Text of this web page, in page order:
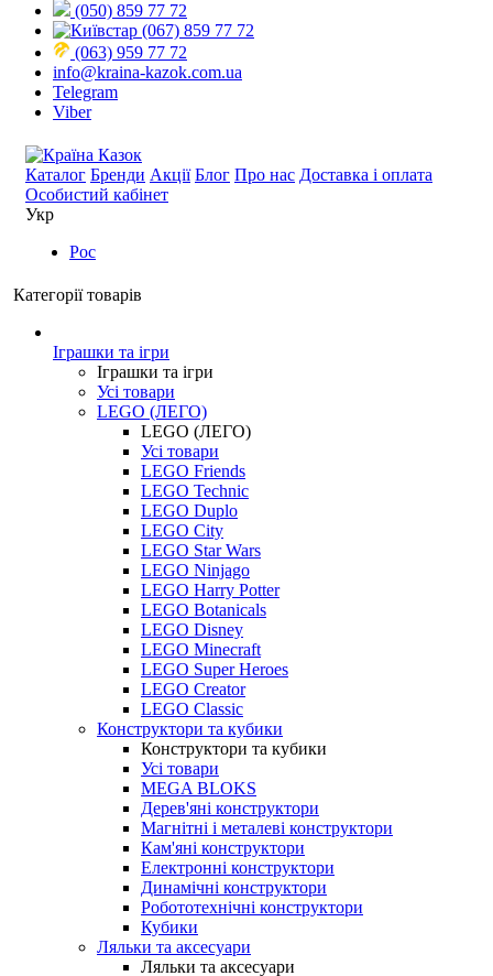
(050) 859 77 72
(067) 859 77 72
(063) 959 77 72
info@kraina-kazok.com.ua
Telegram
Viber
Каталог Бренди Акції Блог Про нас Доставка і оплата
Особистий кабінет
Укр
Рос
Категорії товарів
Іграшки та ігри
Іграшки та ігри
Усі товари
LEGO (ЛЕГО)
LEGO (ЛЕГО)
Усі товари
LEGO Friends
LEGO Technic
LEGO Duplo
LEGO City
LEGO Star Wars
LEGO Ninjago
LEGO Harry Potter
LEGO Botanicals
LEGO Disney
LEGO Minecraft
LEGO Super Heroes
LEGO Creator
LEGO Classic
Конструктори та кубики
Конструктори та кубики
Усі товари
MEGA BLOKS
Дерев'яні конструктори
Магнітні і металеві конструктори
Кам'яні конструктори
Електронні конструктори
Динамічні конструктори
Робототехнічні конструктори
Кубики
Ляльки та аксесуари
Ляльки та аксесуари